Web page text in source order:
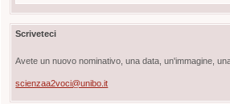
Scriveteci
Avete un nuovo nominativo, una data, un'immagine,
scienzaa2voci@unibo.it